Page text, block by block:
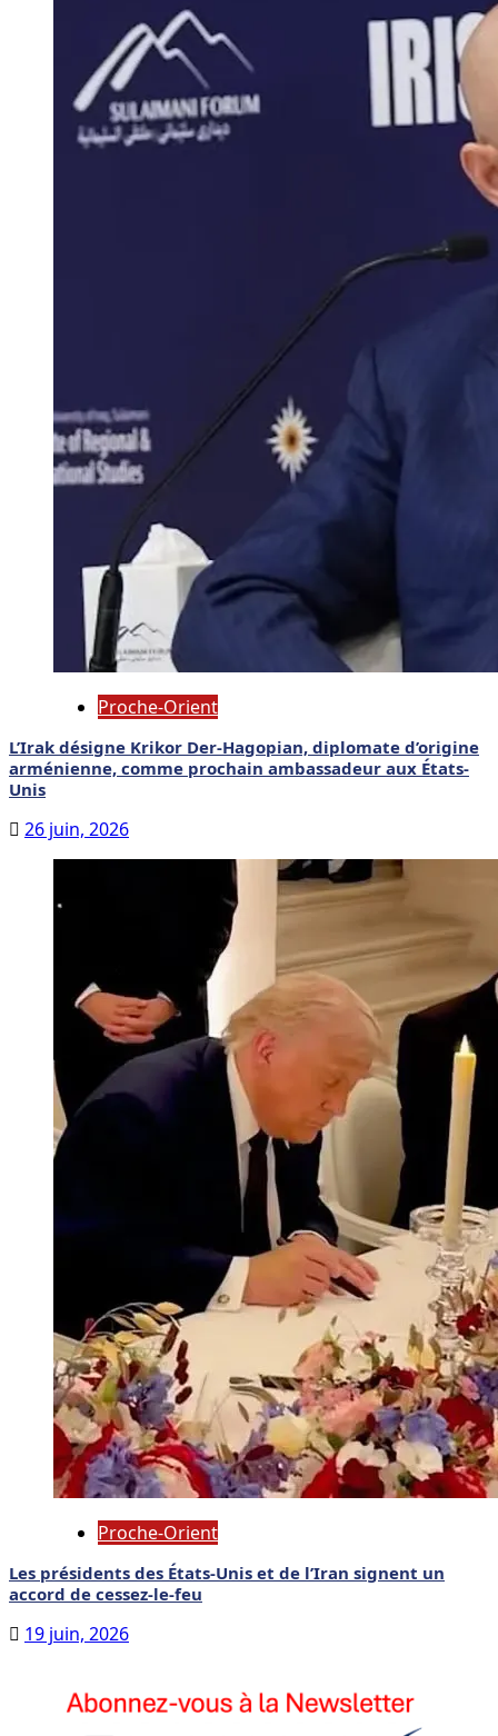
Proche-Orient
L’Irak désigne Krikor Der-Hagopian, diplomate d’origine
arménienne, comme prochain ambassadeur aux États-
Unis
26 juin, 2026
Proche-Orient
Les présidents des États-Unis et de l’Iran signent un
accord de cessez-le-feu
19 juin, 2026